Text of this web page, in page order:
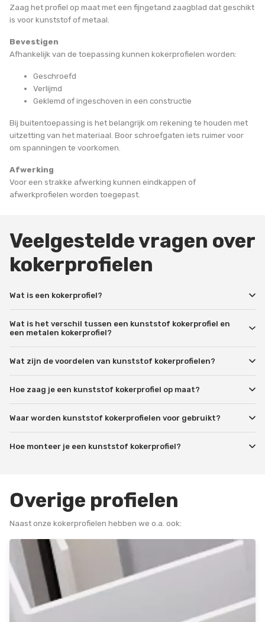
Zaag het profiel op maat met een fijngetand zaagblad dat geschikt
is voor kunststof of metaal.
Bevestigen
Afhankelijk van de toepassing kunnen kokerprofielen worden:
Geschroefd
Verlijmd
Geklemd of ingeschoven in een constructie
Bij buitentoepassing is het belangrijk om rekening te houden met
uitzetting van het materiaal. Boor schroefgaten iets ruimer voor
om spanningen te voorkomen.
Afwerking
Voor een strakke afwerking kunnen eindkappen of
afwerkprofielen worden toegepast.
Veelgestelde vragen over
kokerprofielen
Wat is een kokerprofiel?
Wat is het verschil tussen een kunststof kokerprofiel en
een metalen kokerprofiel?
Wat zijn de voordelen van kunststof kokerprofielen?
Hoe zaag je een kunststof kokerprofiel op maat?
Waar worden kunststof kokerprofielen voor gebruikt?
Hoe monteer je een kunststof kokerprofiel?
Overige profielen
Naast onze kokerprofielen hebben we o.a. ook: